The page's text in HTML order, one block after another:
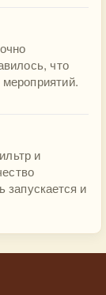
что
и
запускается и